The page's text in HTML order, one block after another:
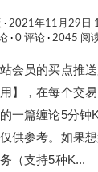
2021年11月29日
0 评论 2045 阅
会员的买点推
】，在每个交
一篇缠论5分钟
供参考。如果
（支持5种K...